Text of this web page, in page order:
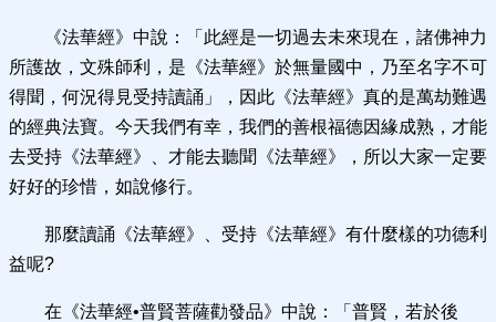
《法華經》中說：「此經是一切過去未來現在，諸佛神力
所護故，文殊師利，是《法華經》於無量國中，乃至名字不可
得聞，何況得見受持讀誦」，因此《法華經》真的是萬劫難遇
的經典法寶。今天我們有幸，我們的善根福德因緣成熟，才能
去受持《法華經》、才能去聽聞《法華經》，所以大家一定要
好好的珍惜，如說修行。
那麼讀誦《法華經》、受持《法華經》有什麼樣的功德利
益呢?
在《法華經•普賢菩薩勸發品》中說：「普賢，若於後